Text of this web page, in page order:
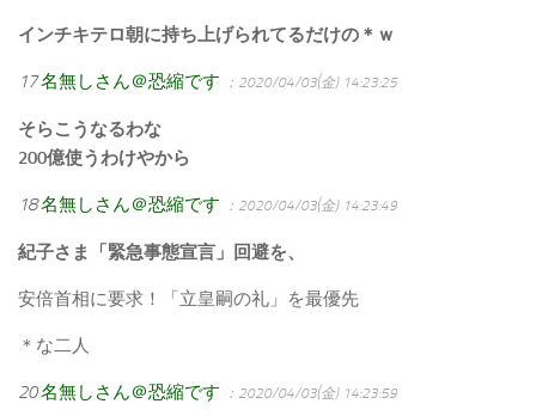
インチキテロ朝に持ち上げられてるだけの＊ｗ
17名無しさん＠恐縮です ：2020/04/03(金) 14:23:25
そらこうなるわな
200億使うわけやから
18名無しさん＠恐縮です ：2020/04/03(金) 14:23:49
紀子さま「緊急事態宣言」回避を、
安倍首相に要求！「立皇嗣の礼」を最優先
＊な二人
20名無しさん＠恐縮です ：2020/04/03(金) 14:23:59